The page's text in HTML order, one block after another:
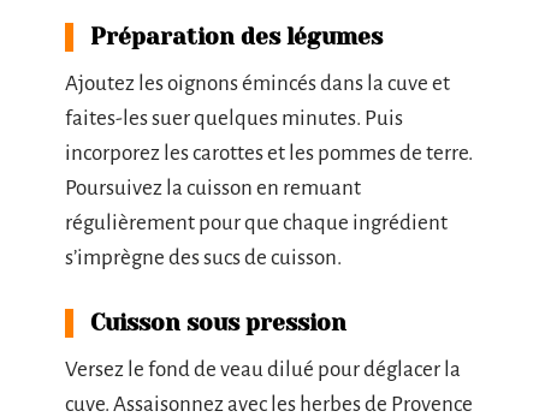
Préparation des légumes
Ajoutez les oignons émincés dans la cuve et
faites-les suer quelques minutes. Puis
incorporez les carottes et les pommes de terre.
Poursuivez la cuisson en remuant
régulièrement pour que chaque ingrédient
s’imprègne des sucs de cuisson.
Cuisson sous pression
Versez le fond de veau dilué pour déglacer la
cuve. Assaisonnez avec les herbes de Provence